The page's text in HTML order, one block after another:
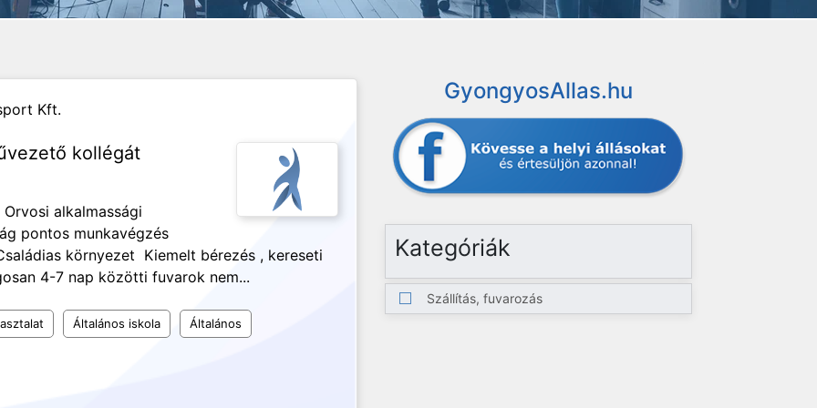
Kft.
kollégát
alkalmassági
pontos munkavégzés
környezet Kiemelt bérezés , kereseti
4-7 nap közötti fuvarok nem...
Általános iskola Általános
GyongyosAllas.hu
Kategóriák
Szállítás, fuvarozás